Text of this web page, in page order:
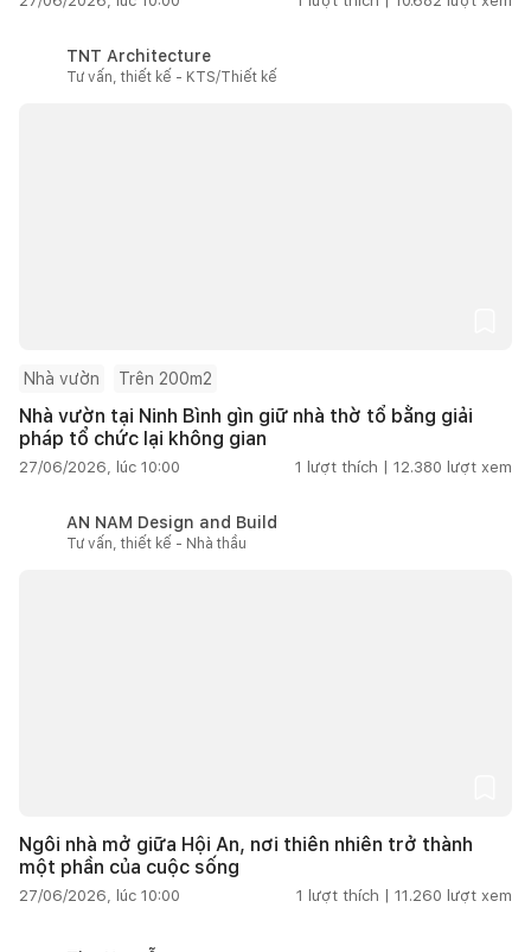
TNT Architecture
Tư vấn, thiết kế - KTS/Thiết kế
Nhà vườn Trên 200m2
Nhà vườn tại Ninh Bình gìn giữ nhà thờ tổ bằng giải
pháp tổ chức lại không gian
27/06/2026, lúc 10:00 1 lượt thích | 12.380 lượt xem
AN NAM Design and Build
Tư vấn, thiết kế - Nhà thầu
Ngôi nhà mở giữa Hội An, nơi thiên nhiên trở thành
một phần của cuộc sống
27/06/2026, lúc 10:00 1 lượt thích | 11.260 lượt xem